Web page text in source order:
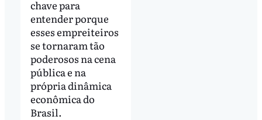
chave para
entender porque
esses empreiteiros
se tornaram tão
poderosos na cena
pública e na
própria dinâmica
econômica do
Brasil.